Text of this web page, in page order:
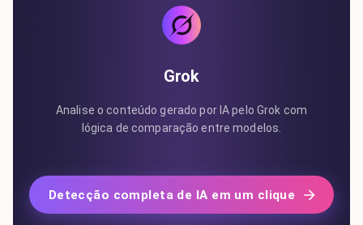
Grok
Analise o conteúdo gerado por IA pelo Grok com
lógica de comparação entre modelos.
Detecção completa de IA em um clique